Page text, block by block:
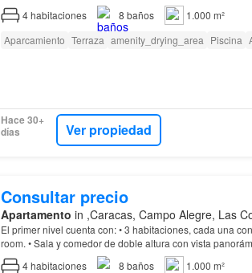
4habitaciones 8 baños
1.000 m²
Aparcamiento Terraza amenity_drying_area Piscina
Hace 30+
días
Ver propiedad
Consultar precio
Apartamento in ,Caracas, Campo Alegre, Las
El primer nivel cuenta con: • 3 habitaciones, cada una
room. • Sala y comedor de doble altura con vista
alemana (Collectania)…
4habitaciones 8 baños
1.000 m²